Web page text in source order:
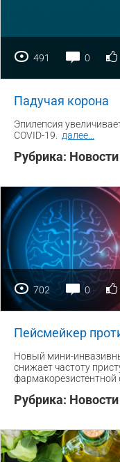
491 0
Падучая корона
Эпилепсия
COVID-19.
далее
Рубрика: Новости
702 0
Пейсмейкер
Новый мини-
снижает частоту
фармакорезистентной
Рубрика: Новости